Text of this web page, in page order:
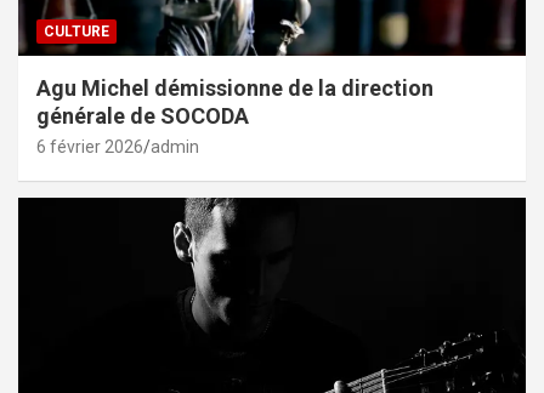
CULTURE
Agu Michel démissionne de la direction
générale de SOCODA
6 février 2026 admin